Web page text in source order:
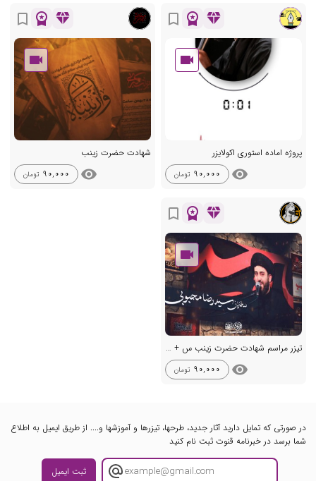
diamond
workspace_premium
bookmark_border
پروژه اماده استوری اکولایزر
visibility
90,000 تومان
diamond
workspace_premium
bookmark_border
شهادت حضرت زینب
visibility
90,000 تومان
diamond
workspace_premium
bookmark_border
تیزر مراسم شهادت حضرت زینب س + صوت + پوستر
visibility
90,000 تومان
در صورتی که تمایل دارید آثار جدید، طرحها، تیزرها و آموزشها و.... از طریق ایمیل به اطلاع
شما برسد در خبرنامه قنوت ثبت نام کنید
ثبت ایمیل